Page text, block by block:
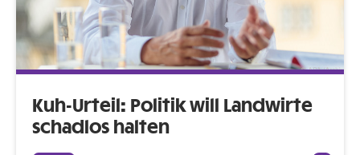
Kuh-Urteil: Politik will Landwirte
schadlos halten